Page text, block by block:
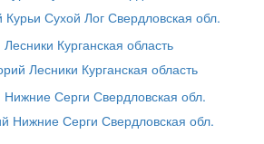
Курьи Сухой Лог Свердловская обл.
Лесники Курганская область
Нижние Серги Свердловская обл.